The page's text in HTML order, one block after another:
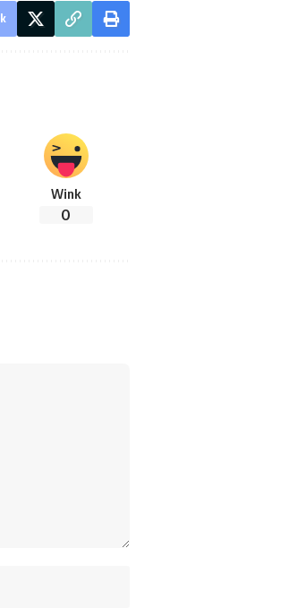
Wink
0